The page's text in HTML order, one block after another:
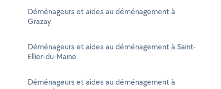
Déménageurs et aides au déménagement à
Grazay
Déménageurs et aides au déménagement à Saint-
Ellier-du-Maine
Déménageurs et aides au déménagement à